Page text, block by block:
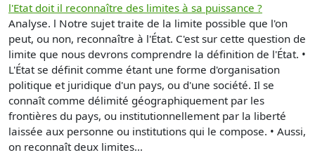
l'Etat doit il reconnaître des limites à sa puissance ?
Analyse. l Notre sujet traite de la limite possible que l'on
peut, ou non, reconnaître à l'État. C'est sur cette question de
limite que nous devrons comprendre la définition de l'État. •
L'État se définit comme étant une forme d'organisation
politique et juridique d'un pays, ou d'une société. Il se
connaît comme délimité géographiquement par les
frontières du pays, ou institutionnellement par la liberté
laissée aux personne ou institutions qui le compose. • Aussi,
on reconnaît deux limites...